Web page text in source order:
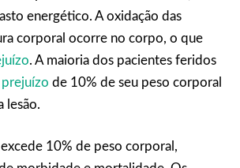
energético. A oxidação das
corporal ocorre no corpo, o que
. A maioria dos pacientes feridos
prejuízo de 10% de seu peso corporal
lesão.
excede 10% de peso corporal,